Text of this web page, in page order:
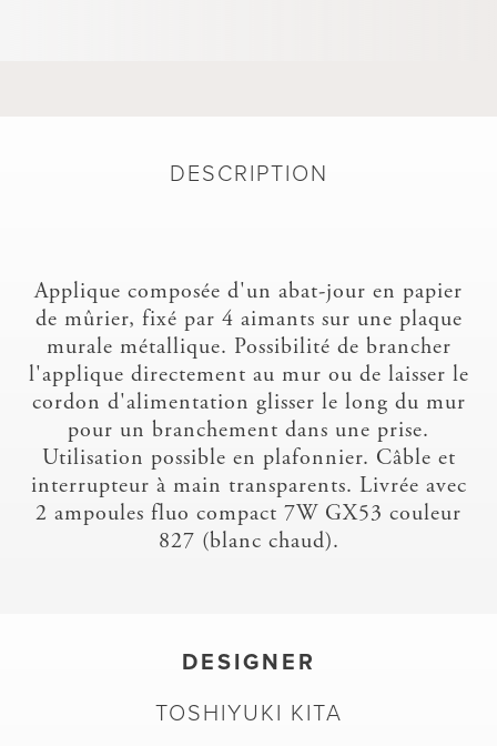
DESCRIPTION
Applique composée d'un abat-jour en papier
de mûrier, fixé par 4 aimants sur une plaque
murale métallique. Possibilité de brancher
l'applique directement au mur ou de laisser le
cordon d'alimentation glisser le long du mur
pour un branchement dans une prise.
Utilisation possible en plafonnier. Câble et
interrupteur à main transparents. Livrée avec
2 ampoules fluo compact 7W GX53 couleur
827 (blanc chaud).
DESIGNER
TOSHIYUKI KITA